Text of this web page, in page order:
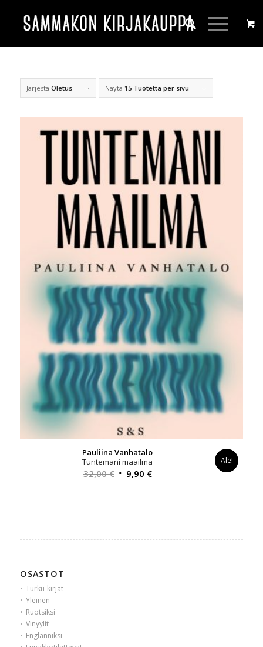
Järjestä Oletus Näytä 15 Tuotetta per sivu
Pauliina Vanhatalo
Tuntemani maailma
32,00€ Alkuperäinen
9,90 €Nykyinen
Ale!
OSASTOT
Turku-kirjat
Yleinen
Ruotsiksi
Vinyylit
Englanniksi